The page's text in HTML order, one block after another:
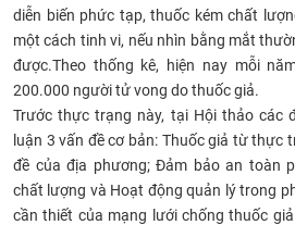
diễn biến phức tạp, thuốc kém chất
một cách tinh vi, nếu nhìn bằng mắt
được.Theo thống kê, hiện nay mỗi
200.000 người tử vong do thuốc giả.
Trước thực trạng này, tại Hội thảo các
luận 3 vấn đề cơ bản: Thuốc giả từ thực
đề của địa phương; Đảm bảo an toàn
chất lượng và Hoạt động quản lý trong
cần thiết của mạng lưới chống thuốc